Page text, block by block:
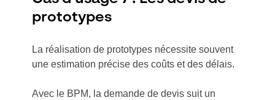
prototypes
La réalisation de prototypes nécessite souvent
une estimation précise des coûts et des délais.
Avec le BPM, la demande de devis suit un